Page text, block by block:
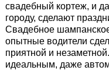
свадебный кортеж, и
городу, сделают
Свадебное
опытные водители
приятной и
идеальным, даже